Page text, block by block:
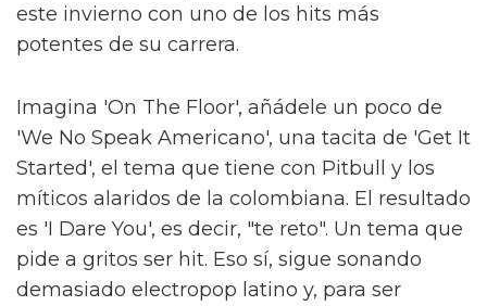
este invierno con uno de los hits más
potentes de su carrera.
Imagina 'On The Floor', añádele un poco de
'We No Speak Americano', una tacita de 'Get It
Started', el tema que tiene con Pitbull y los
míticos alaridos de la colombiana. El resultado
es 'I Dare You', es decir, "te reto". Un tema que
pide a gritos ser hit. Eso sí, sigue sonando
demasiado electropop latino y, para ser